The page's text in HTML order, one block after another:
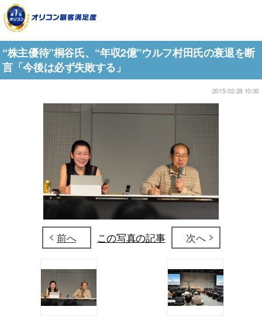
“株主優待”桐谷氏、“年収2億”ウルフ村田氏の衰退を断
言「今後は必ず失敗する」
2015-02-28 10:00
前へ この写真の記事 次へ